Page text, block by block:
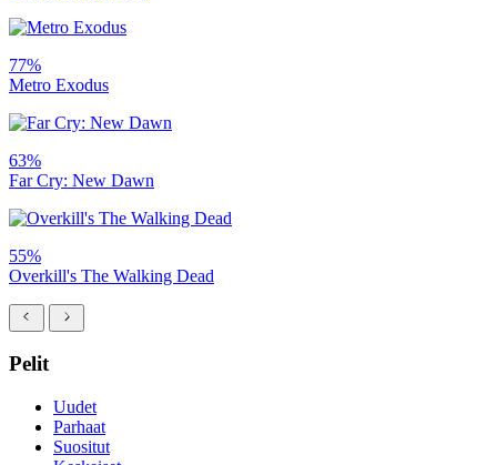
77%
Metro Exodus
63%
Far Cry: New Dawn
55%
Overkill's The Walking Dead
Pelit
Uudet
Parhaat
Suositut